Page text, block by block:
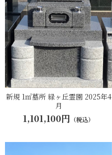
新規 1㎡墓所 緑ヶ丘霊園 2025年4
月
1,101,100円 （税込）